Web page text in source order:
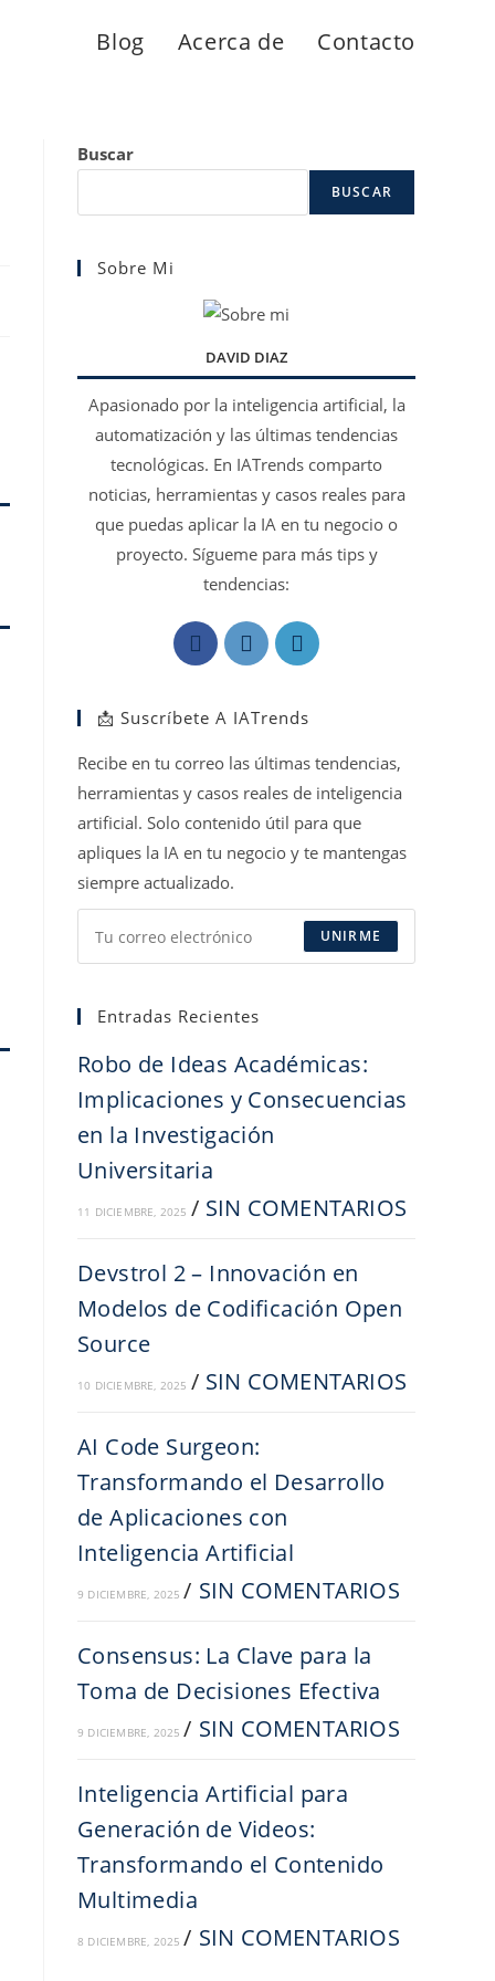
Blog Acerca de Contacto
Buscar
BUSCAR
Sobre Mi
DAVID DIAZ
Apasionado por la inteligencia artificial, la
automatización y las últimas tendencias
tecnológicas. En IATrends comparto
noticias, herramientas y casos reales para
que puedas aplicar la IA en tu negocio o
proyecto. Sígueme para más tips y
tendencias:
Se
abre
una
pestaña
Se
abre
una
pestaña
Se
pestaña
📩 Suscríbete A IATrends
Recibe en tu correo las últimas tendencias,
herramientas y casos reales de inteligencia
artificial. Solo contenido útil para que
apliques la IA en tu negocio y te mantengas
siempre actualizado.
UNIRME
Entradas Recientes
Robo de Ideas Académicas:
Implicaciones y Consecuencias
en la Investigación
Universitaria
11 DICIEMBRE, 2025 / SIN COMENTARIOS
Devstrol 2 – Innovación en
Modelos de Codificación Open
Source
10 DICIEMBRE, 2025 / SIN COMENTARIOS
AI Code Surgeon:
Transformando el Desarrollo
de Aplicaciones con
Inteligencia Artificial
9 DICIEMBRE, 2025 / SIN COMENTARIOS
Consensus: La Clave para la
Toma de Decisiones Efectiva
9 DICIEMBRE, 2025 / SIN COMENTARIOS
Inteligencia Artificial para
Generación de Videos:
Transformando el Contenido
Multimedia
8 DICIEMBRE, 2025 / SIN COMENTARIOS